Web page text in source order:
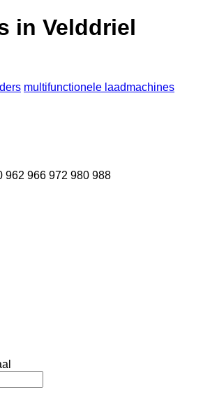
in Velddriel
multifunctionele laadmachines
962 966 972 980 988